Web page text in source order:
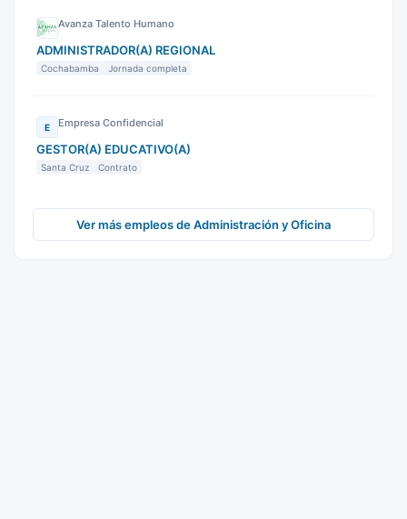
Avanza Talento Humano
ADMINISTRADOR(A) REGIONAL
Cochabamba Jornada completa
E Empresa Confidencial
GESTOR(A) EDUCATIVO(A)
Santa Cruz Contrato
Ver más empleos de Administración y Oficina